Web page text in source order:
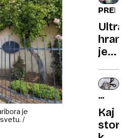
je
/
hrana
je
kot
Kaj